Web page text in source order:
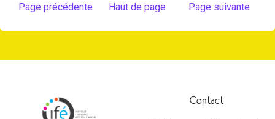
Page précédente Haut de page Page suivante
Contact